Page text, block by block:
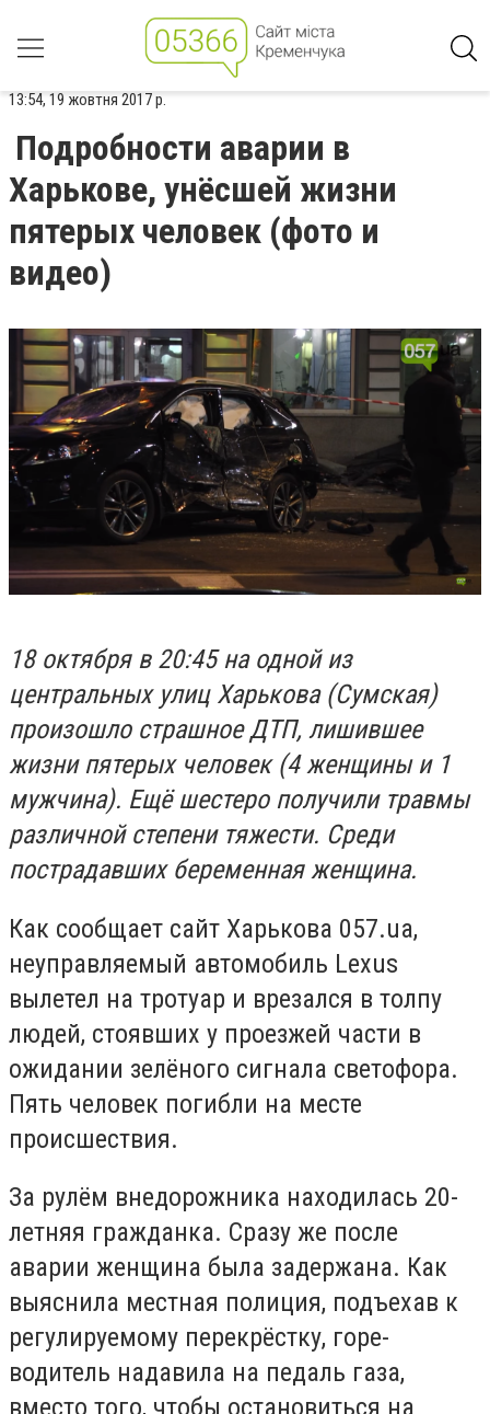
13:54, 19 жовтня 2017 р.
Подробности аварии в
Харькове, унёсшей жизни
пятерых человек (фото и
видео)
18 октября в 20:45 на одной из
центральных улиц Харькова (Сумская)
произошло страшное ДТП, лишившее
жизни пятерых человек (4 женщины и 1
мужчина). Ещё шестеро получили травмы
различной степени тяжести. Среди
пострадавших беременная женщина.
Как сообщает сайт Харькова 057.ua,
неуправляемый автомобиль Lexus
вылетел на тротуар и врезался в толпу
людей, стоявших у проезжей части в
ожидании зелёного сигнала светофора.
Пять человек погибли на месте
происшествия.
За рулём внедорожника находилась 20-
летняя гражданка. Сразу же после
аварии женщина была задержана. Как
выяснила местная полиция, подъехав к
регулируемому перекрёстку, горе-
водитель надавила на педаль газа,
вместо того, чтобы остановиться на